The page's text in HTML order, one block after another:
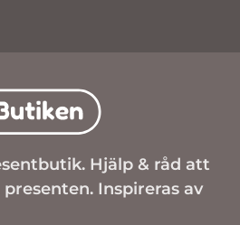
Hjälp & råd att
Inspireras av